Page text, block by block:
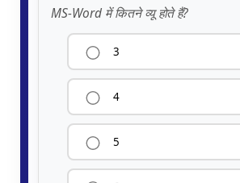
MS-Word में कितने व्यू होते हैं?
3
4
5